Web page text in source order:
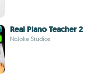
Real Piano Teacher 2
NoJoke Studios